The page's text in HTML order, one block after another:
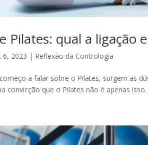
Pilates: qual a ligação
6, 2023 | Reflexão da Contrologia
a falar sobre o Pilates, surgem as
convicção que o Pilates não é apenas